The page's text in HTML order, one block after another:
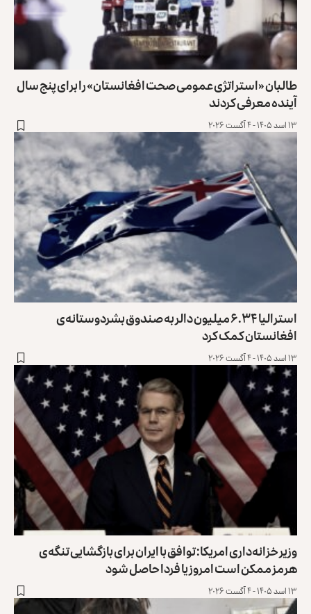
طالبان «استراتژی عمومی صحت افغانستان» را برای پنج سال
آینده معرفی کردند
۱۳ اسد ۱۴۰۵ - ۴ آگست ۲۰۲۶
استرالیا ۶.۳۴ میلیون دالر به صندوق بشردوستانه‌ی
افغانستان کمک کرد
۱۳ اسد ۱۴۰۵ - ۴ آگست ۲۰۲۶
وزیر خزانه‌داری امریکا: توافق با ایران برای بازگشایی تنگه‌ی
هرمز ممکن است امروز یا فردا حاصل شود
۱۳ اسد ۱۴۰۵ - ۴ آگست ۲۰۲۶